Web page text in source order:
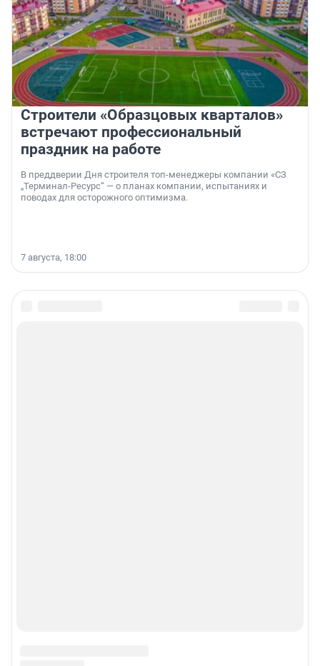
Строители «Образцовых кварталов»
встречают профессиональный
праздник на работе
В преддверии Дня строителя топ-менеджеры компании «СЗ
„Терминал-Ресурс“ — о планах компании, испытаниях и
поводах для осторожного оптимизма.
7 августа, 18:00